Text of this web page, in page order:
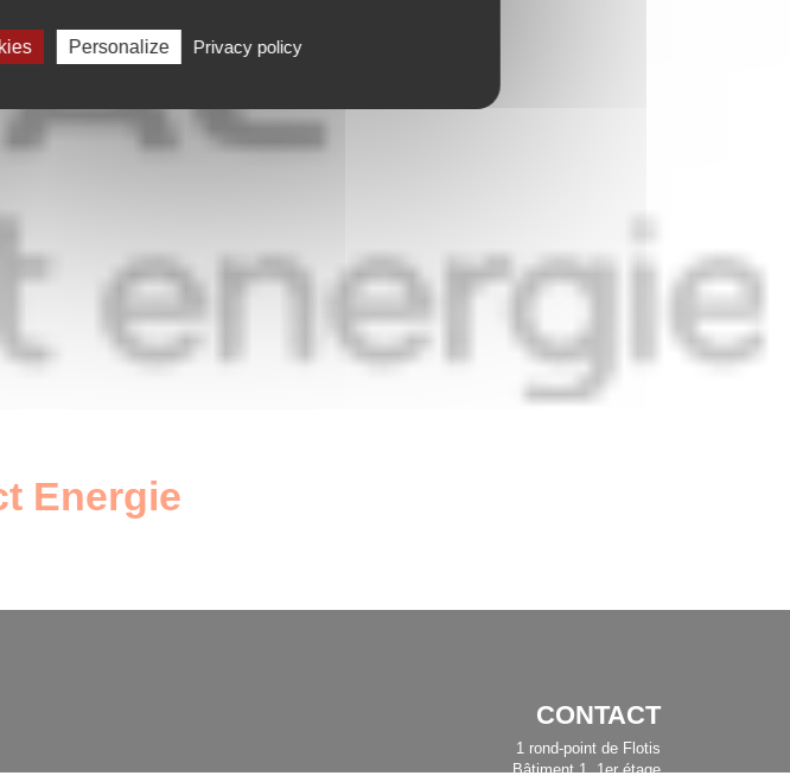
Energie
CONTACT
1 rond-point de Flotis
Bâtiment 1, 1er étage
Personalize Privacy policy